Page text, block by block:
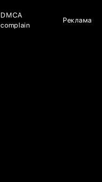
DMCA
complain
Реклама